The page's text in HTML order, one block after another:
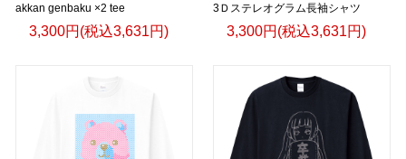
akkan genbaku ×2 tee
3,300円(税込3,631円)
3Ｄステレオグラム長袖シャツ
3,300円(税込3,631円)